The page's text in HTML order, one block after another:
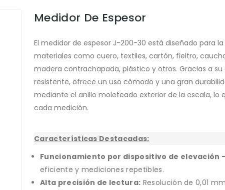
Medidor De Espesor
El medidor de espesor J-200-30 está diseñado para
materiales como cuero, textiles, cartón, fieltro,
madera contrachapada, plástico y otros. Gracias a
resistente, ofrece un uso cómodo y una gran
mediante el anillo moleteado exterior de la escala, lo
cada medición.
Características Destacadas:
Funcionamiento por dispositivo de elevación
eficiente y mediciones repetibles.
Alta precisión de lectura: Resolución de 0,01